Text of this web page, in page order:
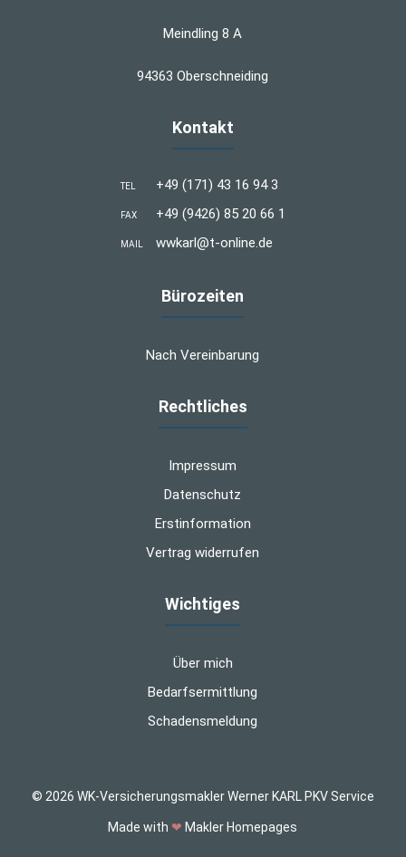
Meindling 8 A
94363 Oberschneiding
Kontakt
TEL +49 (171) 43 16 94 3
FAX +49 (9426) 85 20 66 1
MAIL wwkarl@t-online.de
Bürozeiten
Nach Vereinbarung
Rechtliches
Impressum
Datenschutz
Erstinformation
Vertrag widerrufen
Wichtiges
Über mich
Bedarfsermittlung
Schadensmeldung
© 2026 WK-Versicherungsmakler Werner KARL PKV Service
Made with❤ Makler Homepages